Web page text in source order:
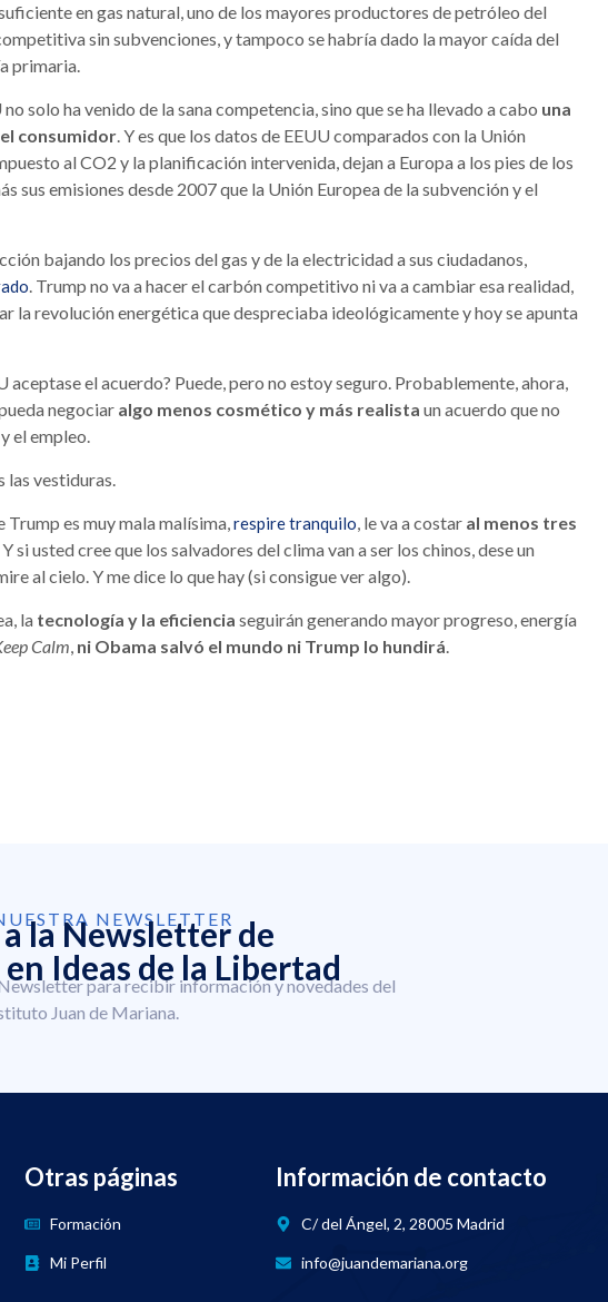
en gas natural, uno de los mayores productores de petróleo del
sin subvenciones, y tampoco se habría dado la mayor caída del
primaria.
solo ha venido de la sana competencia, sino que se ha llevado a cabo una
consumidor. Y es que los datos de EEUU comparados con la Unión
al CO2 y la planificación intervenida, dejan a Europa a los pies de los
sus emisiones desde 2007 que la Unión Europea de la subvención y el
bajando los precios del gas y de la electricidad a sus ciudadanos,
. Trump no va a hacer el carbón competitivo ni va a cambiar esa realidad,
la revolución energética que despreciaba ideológicamente y hoy se apunta
aceptase el acuerdo? Puede, pero no estoy seguro. Probablemente, ahora,
negociar algo menos cosmético y más realista un acuerdo que no
el empleo.
las vestiduras.
Trump es muy mala malísima,respire tranquilo, le va a costar al menos tres
si usted cree que los salvadores del clima van a ser los chinos, dese un
al cielo. Y me dice lo que hay (si consigue ver algo).
la tecnología y la eficiencia seguirán generando mayor progreso, energía
Calm, ni Obama salvó el mundo ni Trump lo hundirá.
NEWSLETTER
la Newsletter de
Ideas de la Libertad
para recibir información y novedades del
Juan de Mariana.
Otras páginas
Formación
Mi Perfil
Información de contacto
C/ del Ángel, 2, 28005 Madrid
info@juandemariana.org